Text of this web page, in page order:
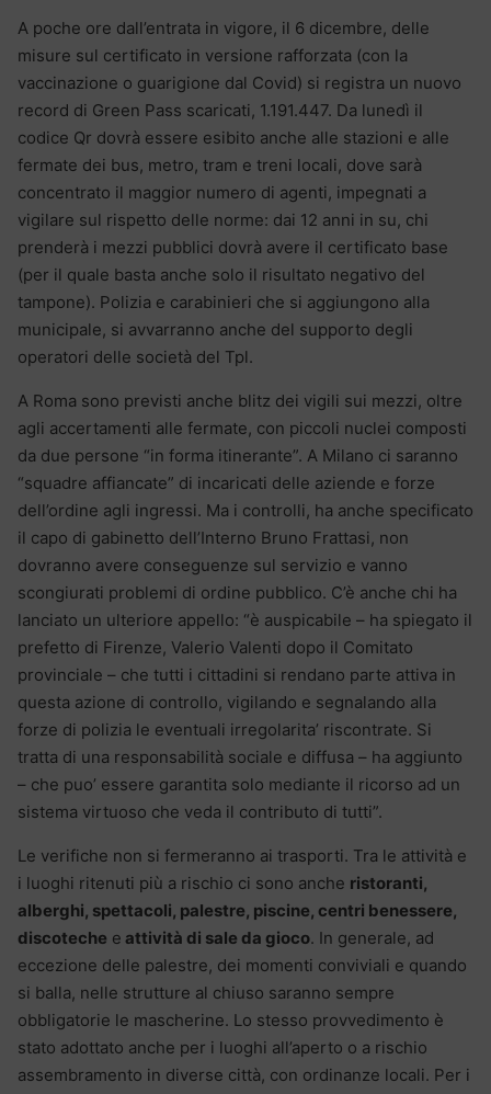
A poche ore dall’entrata in vigore, il 6 dicembre, delle
misure sul certificato in versione rafforzata (con la
vaccinazione o guarigione dal Covid) si registra un nuovo
record di Green Pass scaricati, 1.191.447. Da lunedì il
codice Qr dovrà essere esibito anche alle stazioni e alle
fermate dei bus, metro, tram e treni locali, dove sarà
concentrato il maggior numero di agenti, impegnati a
vigilare sul rispetto delle norme: dai 12 anni in su, chi
prenderà i mezzi pubblici dovrà avere il certificato base
(per il quale basta anche solo il risultato negativo del
tampone). Polizia e carabinieri che si aggiungono alla
municipale, si avvarranno anche del supporto degli
operatori delle società del Tpl.
A Roma sono previsti anche blitz dei vigili sui mezzi, oltre
agli accertamenti alle fermate, con piccoli nuclei composti
da due persone “in forma itinerante”. A Milano ci saranno
“squadre affiancate” di incaricati delle aziende e forze
dell’ordine agli ingressi. Ma i controlli, ha anche specificato
il capo di gabinetto dell’Interno Bruno Frattasi, non
dovranno avere conseguenze sul servizio e vanno
scongiurati problemi di ordine pubblico. C’è anche chi ha
lanciato un ulteriore appello: “è auspicabile – ha spiegato il
prefetto di Firenze, Valerio Valenti dopo il Comitato
provinciale – che tutti i cittadini si rendano parte attiva in
questa azione di controllo, vigilando e segnalando alla
forze di polizia le eventuali irregolarita’ riscontrate. Si
tratta di una responsabilità sociale e diffusa – ha aggiunto
– che puo’ essere garantita solo mediante il ricorso ad un
sistema virtuoso che veda il contributo di tutti”.
Le verifiche non si fermeranno ai trasporti. Tra le attività e
i luoghi ritenuti più a rischio ci sono anche ristoranti,
alberghi, spettacoli, palestre, piscine, centri benessere,
discoteche e attività di sale da gioco. In generale, ad
eccezione delle palestre, dei momenti conviviali e quando
si balla, nelle strutture al chiuso saranno sempre
obbligatorie le mascherine. Lo stesso provvedimento è
stato adottato anche per i luoghi all’aperto o a rischio
assembramento in diverse città, con ordinanze locali. Per i